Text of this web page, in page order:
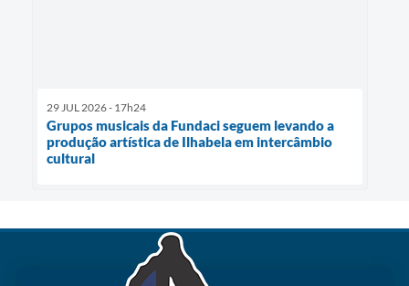
29 JUL 2026 - 17h24
Grupos musicais da Fundaci seguem levando a
produção artística de Ilhabela em intercâmbio
cultural